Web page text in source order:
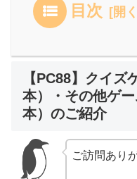
目次
【PC88】クイ
本）・その他ゲ
本）のご紹介
ご訪問あり